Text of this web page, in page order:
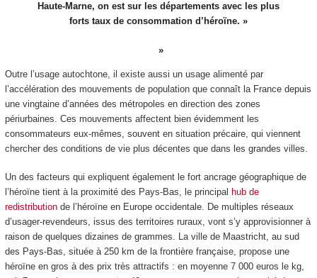
Haute-Marne, on est sur les départements avec les plus
forts taux de consommation d’héroïne. »
Outre l’usage autochtone, il existe aussi un usage alimenté par
l’accélération des mouvements de population que connaît la France depuis
une vingtaine d’années des métropoles en direction des zones
périurbaines. Ces mouvements affectent bien évidemment les
consommateurs eux-mêmes, souvent en situation précaire, qui viennent
chercher des conditions de vie plus décentes que dans les grandes villes.
Un des facteurs qui expliquent également le fort ancrage géographique de
l’héroïne tient à la proximité des Pays-Bas, le principal hub de
redistributionde l’héroïne en Europe occidentale. De multiples réseaux
d’usager-revendeurs, issus des territoires ruraux, vont s’y approvisionner à
raison de quelques dizaines de grammes. La ville de Maastricht, au sud
des Pays-Bas, située à 250 km de la frontière française, propose une
héroïne en gros à des prix très attractifs : en moyenne 7 000 euros le kg,